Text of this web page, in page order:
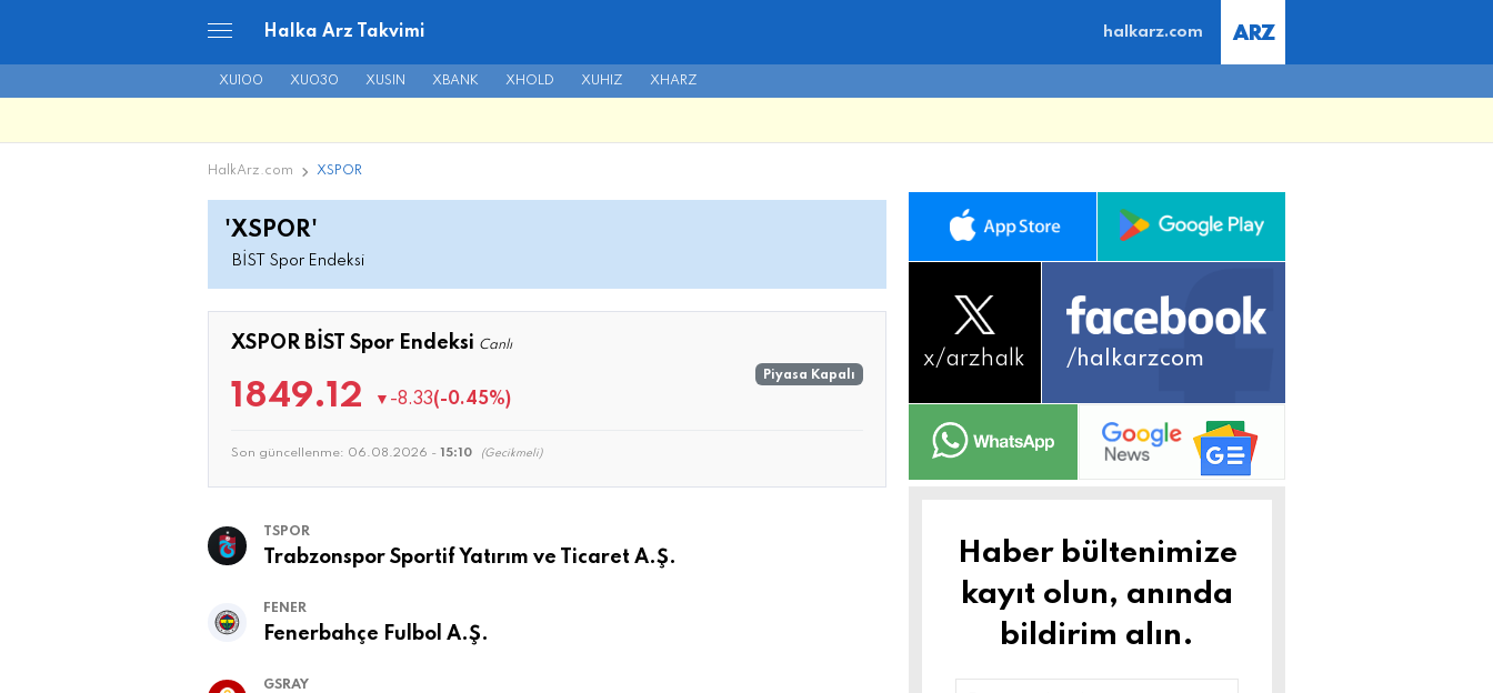
Halka Arz Takvimi halkarz.com
XU100 XU030 XUSIN XBANK XHOLD XUHIZ XHARZ
HalkArz.com XSPOR
'XSPOR'
BİST Spor Endeksi
XSPOR BİST Spor Endeksi Canlı
1849.12 ▼ -8.33(-0.45%)
Piyasa Kapalı
Son güncellenme: 06.08.2026 - 15:10 (Gecikmeli)
TSPOR
Trabzonspor Sportif Yatırım ve Ticaret A.Ş.
FENER
Fenerbahçe Fulbol A.Ş.
GSRAY
x/arzhalk /halkarzcom
Haber bültenimize
kayıt olun, anında
bildirim alın.